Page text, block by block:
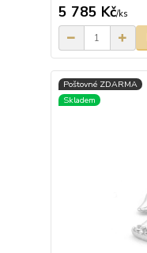
5 785 Kč/ks